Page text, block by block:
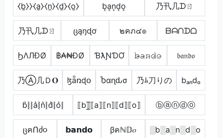
⧼b̼⧽⧽⧼a̼⧽⧼n̼⧽⧼d̼⧽⧼o̼⧽ b͎a͎n͎d͎o͎ 乃卂几ᗪㄖ
乃卂几ᗪㄖ ცąŋɖơ ๒คภ๔๏ ᗷᗩᑎᗪᗝ
ϦΛЛÐØ ฿₳₦ĐØ ƁƛƝƊƠ 𝚋̷̴𝚊̷𝚗̷𝚍̷𝚘̷ 𝔟𝔞𝔫𝔡𝔬
乃Ⓐ几Ｄ𝐎 ɮǟռɖօ Ⴆαɳԃσ 乃ﾑ刀りの bₐₙdₒ
b͛⦚⦚a͛⦚n͛⦚d͛⦚o͛⦚ ⟦b⟧̲̅⟦a⟧⟦n⟧⟦d⟧⟦o⟧ ⓑⓐⓝⓓⓞ
ცคՈძ૦ 𝗯𝗮𝗻𝗱𝗼 βคℕ𝔻𝑜 ░b░a░n░d░o